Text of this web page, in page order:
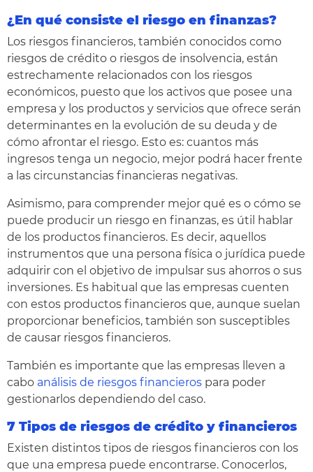
¿En qué consiste el riesgo en finanzas?
Los riesgos financieros, también conocidos como
riesgos de crédito o riesgos de insolvencia, están
estrechamente relacionados con los riesgos
económicos, puesto que los activos que posee una
empresa y los productos y servicios que ofrece serán
determinantes en la evolución de su deuda y de
cómo afrontar el riesgo. Esto es: cuantos más
ingresos tenga un negocio, mejor podrá hacer frente
a las circunstancias financieras negativas.
Asimismo, para comprender mejor qué es o cómo se
puede producir un riesgo en finanzas, es útil hablar
de los productos financieros. Es decir, aquellos
instrumentos que una persona física o jurídica puede
adquirir con el objetivo de impulsar sus ahorros o sus
inversiones. Es habitual que las empresas cuenten
con estos productos financieros que, aunque suelan
proporcionar beneficios, también son susceptibles
de causar riesgos financieros.
También es importante que las empresas lleven a
cabo análisis de riesgos financieros para poder
gestionarlos dependiendo del caso.
7 Tipos de riesgos de crédito y financieros
Existen distintos tipos de riesgos financieros con los
que una empresa puede encontrarse. Conocerlos,